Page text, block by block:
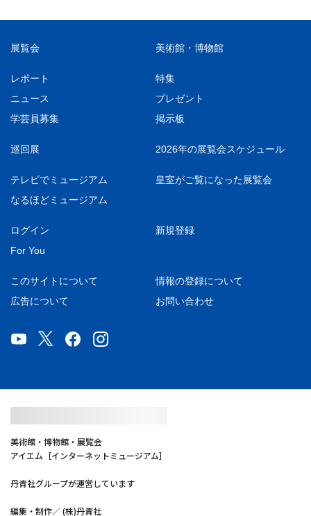
展覧会 美術館・博物館
レポート
特集
ニュース
プレゼント
学芸員募集
掲示板
巡回展 2026年の展覧会スケジュール
テレビでミュージアム
皇室がご覧になった展覧会
なるほどミュージアム
ログイン
新規登録
For You
このサイトについて
情報の登録について
広告について
お問い合わせ
美術館・博物館・展覧会
アイエム［インターネットミュージアム］
丹青社グループが運営しています
編集・制作／ (株)丹青社